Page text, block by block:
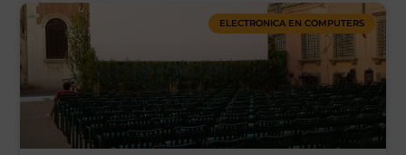
ELECTRONICA EN COMPUTERS